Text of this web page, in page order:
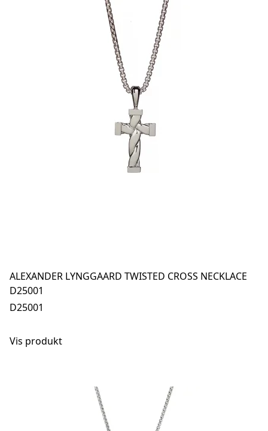
ALEXANDER LYNGGAARD TWISTED CROSS NECKLACE
D25001
D25001
Vis produkt